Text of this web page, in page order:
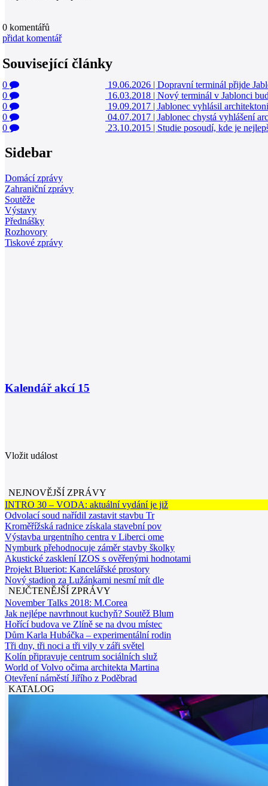
0 komentářů
přidat komentář
Související články
0 19.06.2026 | Dopravní terminál přijde
0
16.03.2018 | Nový terminál v Jablonci
0
19.09.2017 | Jablonec vyhlásil
0
04.07.2017 | Jablonec chystá vyhlášení
0
23.10.2015 | Studie posoudí, kde je
Sidebar
Domácí zprávy
Zahraniční zprávy
Soutěže
Výstavy
Přednášky
Rozhovory
Tiskové zprávy
Kalendář akcí 15
Vložit událost
NEJNOVĚJŠÍ ZPRÁVY
INTRO 30 – VODA: aktuální vydání je již
Odvolací soud nařídil zastavit stavbu Tr
Kroměřížská radnice získala stavební pov
Výstavba urgentního centra v Liberci ome
Nymburk přehodnocuje záměr stavby školky
Akustické zasklení IZOS s ověřenými hodnotami
Projekt Blueriot: Kancelářské prostory
Nový stadion za Lužánkami nesmí mít dle
NEJČTENĚJŠÍ ZPRÁVY
November Talks 2018: M.Corea
Jak nejlépe navrhnout kuchyň? Soutěž Blum
Hořící budova ve Zlíně se na dvou místec
Dům Karla Hubáčka – experimentální rodin
Tři dny, tři noci a tři vily v záři světel
Kolín připravuje centrum sociálních služ
World of Volvo očima architekta Martina
Otevření náměstí Jiřího z Poděbrad
KATALOG